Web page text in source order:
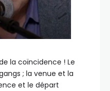
la coïncidence ! Le
; la venue et la
et le départ